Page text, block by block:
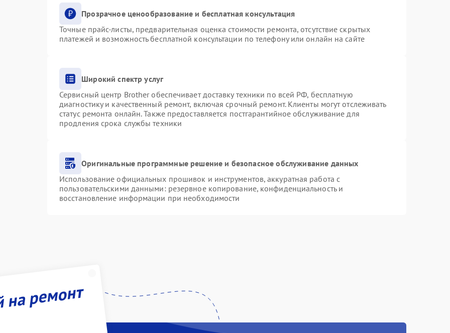
Прозрачное ценообразование и бесплатная консультация
Точные прайс-листы, предварительная оценка стоимости ремонта, отсутствие скрытых
платежей и возможность бесплатной консультации по телефону или онлайн на сайте
Широкий спектр услуг
Сервисный центр Brother обеспечивает доставку техники по всей РФ, бесплатную
диагностику и качественный ремонт, включая срочный ремонт. Клиенты могут отслеживать
статус ремонта онлайн. Также предоставляется постгарантийное обслуживание для
продления срока службы техники
Оригинальные программные решение и безопасное обслуживание данных
Использование официальных прошивок и инструментов, аккуратная работа с
пользовательскими данными: резервное копирование, конфиденциальность и
восстановление информации при необходимости
ремонт